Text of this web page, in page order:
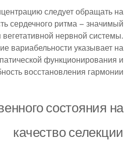
следует обращать на
сердечного ритма – значимый
нервной системы.
вариабельности указывает на
функционирования и
восстановления гармонии.
состояния на
качество селекции